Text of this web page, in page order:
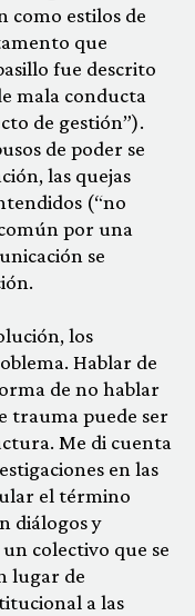
como estilos de
que
fue descrito
mala conducta
de gestión”).
de poder se
las quejas
(“no
por una
se
los
Hablar de
de no hablar
trauma puede ser
Me di cuenta
en las
el término
diálogos y
colectivo que se
lugar de
a las